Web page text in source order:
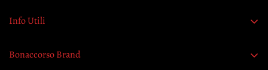
Info Utili
Bonaccorso Brand